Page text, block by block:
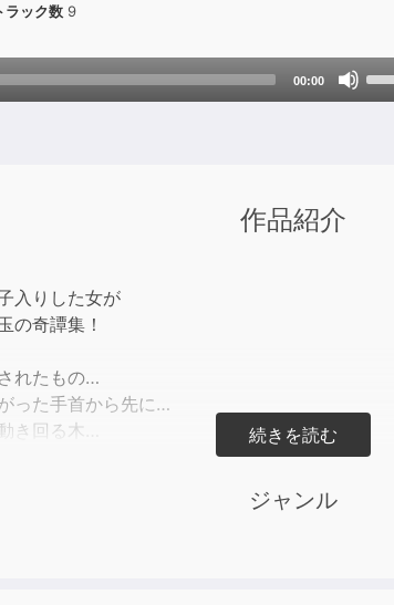
ラック数9
00:00
作品紹介
入りした女が
の奇譚集！
れたもの…
った手首から先に…
き回る木…
よる松永瑞香ご紹介
ジャンル